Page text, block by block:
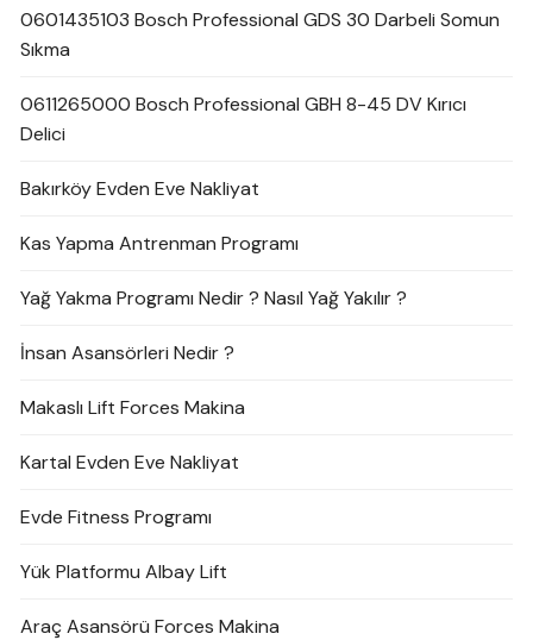
0601435103 Bosch Professional GDS 30 Darbeli Somun
Sıkma
0611265000 Bosch Professional GBH 8-45 DV Kırıcı
Delici
Bakırköy Evden Eve Nakliyat
Kas Yapma Antrenman Programı
Yağ Yakma Programı Nedir ? Nasıl Yağ Yakılır ?
İnsan Asansörleri Nedir ?
Makaslı Lift Forces Makina
Kartal Evden Eve Nakliyat
Evde Fitness Programı
Yük Platformu Albay Lift
Araç Asansörü Forces Makina